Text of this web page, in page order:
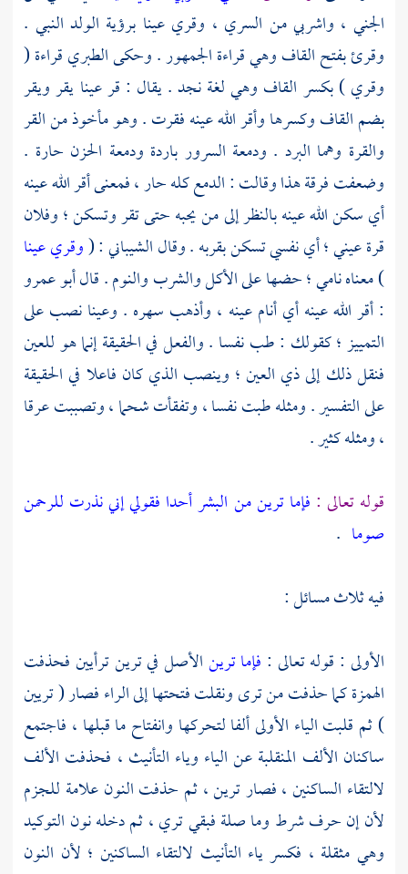
الجني ، واشربي من السري ، وقري عينا برؤية الولد النبي .
وقرئ بفتح القاف وهي قراءة الجمهور . وحكىالطبريقراءة (
وقري ) بكسر القاف وهي لغةنجد. يقال : قر عينا يقر ويقر
بضم القاف وكسرها وأقر الله عينه فقرت . وهو مأخوذ من القر
والقرة وهما البرد . ودمعة السرور باردة ودمعة الحزن حارة .
وضعفت فرقة هذا وقالت : الدمع كله حار ، فمعنى أقر الله عينه
أي سكن الله عينه بالنظر إلى من يحبه حتى تقر وتسكن ؛ وفلان
قرة عيني ؛ أي نفسي تسكن بقربه . وقالالشيباني: (وقري عينا
) معناه نامي ؛ حضها على الأكل والشرب والنوم . قالأبو عمرو
: أقر الله عينه أي أنام عينه ، وأذهب سهره . وعينا نصب على
التمييز ؛ كقولك : طب نفسا . والفعل في الحقيقة إنما هو للعين
فنقل ذلك إلى ذي العين ؛ وينصب الذي كان فاعلا في الحقيقة
على التفسير . ومثله طبت نفسا ، وتفقأت شحما ، وتصببت عرقا
، ومثله كثير .
قوله تعالى : فإما ترين من البشر أحدا فقولي إني نذرت للرحمن
صوما .
فيه ثلاث مسائل :
الأولى : قوله تعالى : فإما ترينالأصل في ترين ترأيين فحذفت
الهمزة كما حذفت من ترى ونقلت فتحتها إلى الراء فصار ( تريين
) ثم قلبت الياء الأولى ألفا لتحركها وانفتاح ما قبلها ، فاجتمع
ساكنان الألف المنقلبة عن الياء وياء التأنيث ، فحذفت الألف
لالتقاء الساكنين ، فصار ترين ، ثم حذفت النون علامة للجزم
لأن إن حرف شرط وما صلة فبقي تري ، ثم دخله نون التوكيد
وهي مثقلة ، فكسر ياء التأنيث لالتقاء الساكنين ؛ لأن النون